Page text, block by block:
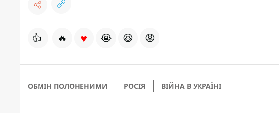
👍 🔥 ♥ 😭 😆 😡
ОБМІН ПОЛОНЕНИМИ РОСІЯ ВІЙНА В УКРАЇНІ